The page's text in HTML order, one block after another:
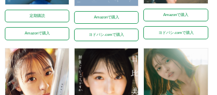
定期購読
Amazonで購入
Amazonで購入
ヨドバシ.comで購入
Amazonで購入
ヨドバシ.comで購入